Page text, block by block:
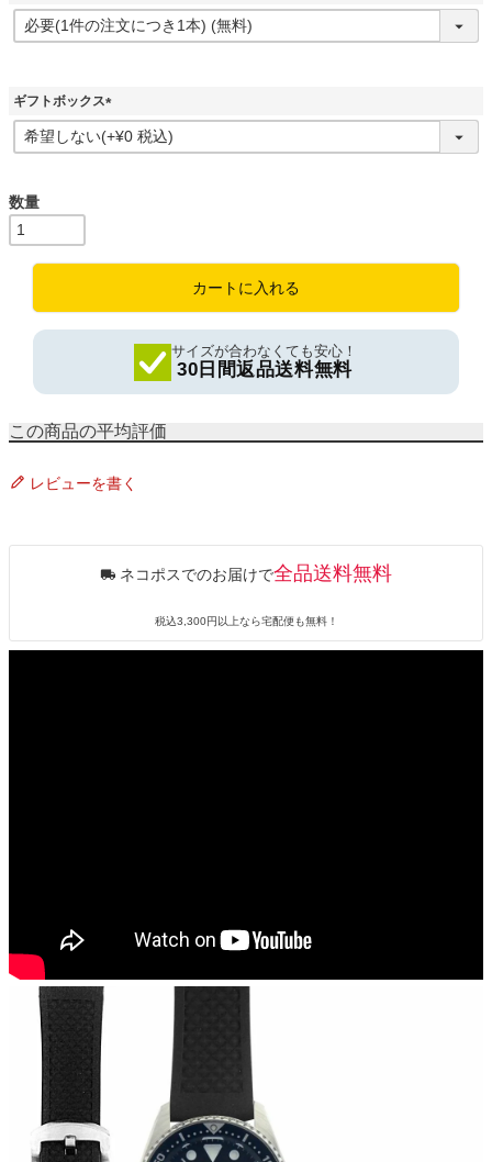
(
必
ギフトボックス
(
必
カートに入れる
サイズが合わなくても安心！
30日間返品送料無料
レビューを書く
ネコポスでのお届けで全品送料無料
税込3,300円以上なら宅配便も無料！